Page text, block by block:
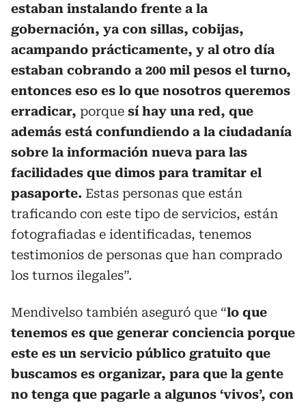
estaban instalando frente a la
gobernación, ya con sillas, cobijas,
acampando prácticamente, y al otro día
estaban cobrando a 200 mil pesos el turno,
entonces eso es lo que nosotros queremos
erradicar, porque sí hay una red, que
además está confundiendo a la ciudadanía
sobre la información nueva para las
facilidades que dimos para tramitar el
pasaporte. Estas personas que están
traficando con este tipo de servicios, están
fotografiadas e identificadas, tenemos
testimonios de personas que han comprado
los turnos ilegales”.
Mendivelso también aseguró que “lo que
tenemos es que generar conciencia porque
este es un servicio público gratuito que
buscamos es organizar, para que la gente
no tenga que pagarle a algunos ‘vivos’, con